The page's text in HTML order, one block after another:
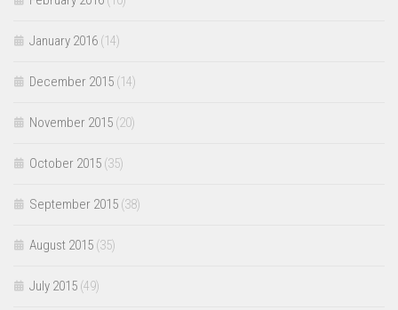
January 2016 (14)
December 2015 (14)
November 2015 (20)
October 2015 (35)
September 2015 (38)
August 2015 (35)
July 2015 (49)